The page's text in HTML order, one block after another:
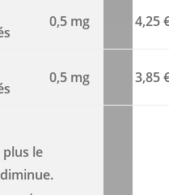
0,5 mg 4,25
0,5 mg 3,85
le